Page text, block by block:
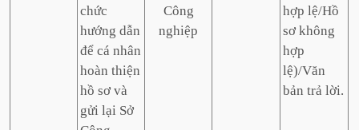
chức
hướng dẫn
để cá nhân
hoàn thiện
hồ sơ và
gửi lại Sở
Công
nghiệp
hợp lệ/Hồ
sơ không
hợp
lệ)/Văn
bản trả lời.